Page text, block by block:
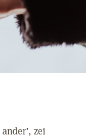
zei